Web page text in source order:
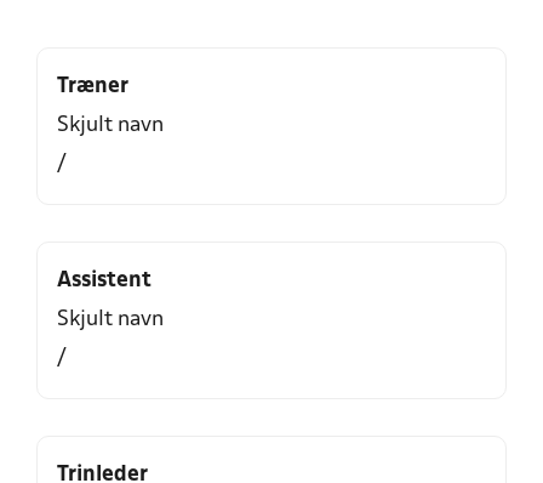
Træner
Skjult navn
/
Assistent
Skjult navn
/
Trinleder